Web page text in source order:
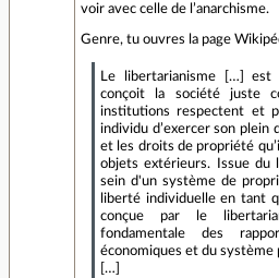
voir avec celle de l’anarchisme.
Genre, tu ouvres la page
Le libertarianisme […] est
conçoit la société juste
institutions respectent et
individu d’exercer son
et les droits de propriété
objets extérieurs. Issue du
sein d'un système de
liberté individuelle en tant
conçue par le
fondamentale des
économiques et du système
[…]